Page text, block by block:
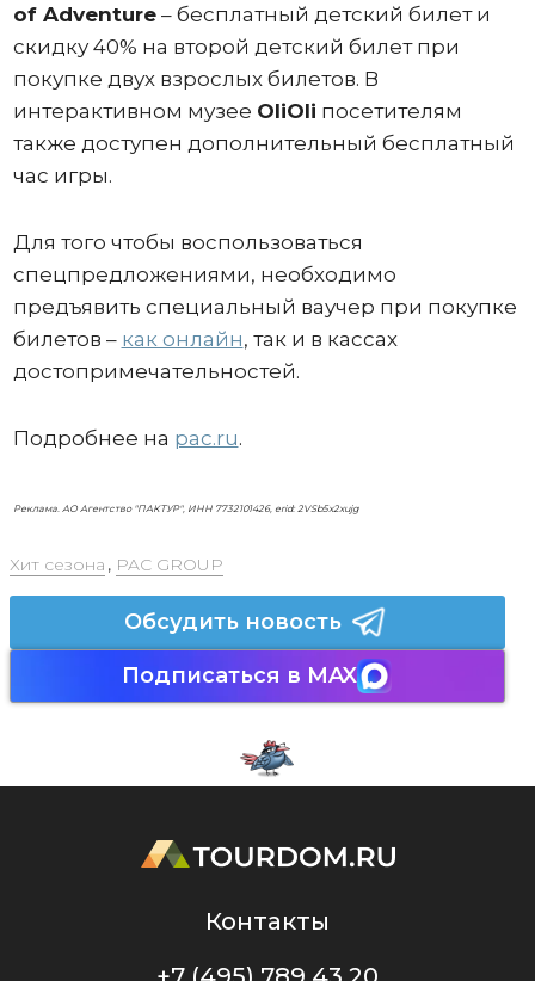
of Adventure– бесплатный детский билет и
скидку 40% на второй детский билет при
покупке двух взрослых билетов. В
интерактивном музее OliOli посетителям
также доступен дополнительный бесплатный
час игры.
Для того чтобы воспользоваться
спецпредложениями, необходимо
предъявить специальный ваучер при покупке
билетов – как онлайн, так и в кассах
достопримечательностей.
Подробнее на pac.ru.
Реклама. АО Агентство "ПАКТУР", ИНН 7732101426, erid: 2VSb5x2xujg
Хит сезона , PAC GROUP
Обсудить новость
Подписаться в MAX
Контакты